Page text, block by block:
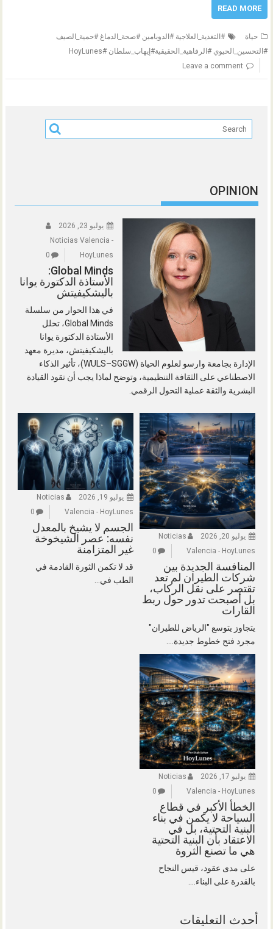
READ MORE
حياة
#التغذية_العلاجية #الدوبامين #صحة_الدماغ #حمية_الصيف
#التحسين_الحيوي #الرفاهية_الحقيقية#إيهاب_سلطان #HoyLunes
Leave a comment
OPINION
يوليو 23, 2026
Noticias Valencia -
HoyLunes
0
Global Minds:
الأستاذة الدكتورة يوانا
باليشكيفيتش
في هذا الحوار من سلسلة
Global Minds، تحلل
الأستاذة الدكتورة يوانا
باليشكيفيتش، مديرة معهد
الإدارة بجامعة وارسو لعلوم الحياة (WULS–SGGW)، تأثير الذكاء
الاصطناعي على الثقافة التنظيمية، وتوضح لماذا يجب أن تقود القيادة
البشرية والثقة عملية التحول الرقمي.
يوليو 20, 2026
Noticias
Valencia - HoyLunes
0
المنافسة الجديدة بين
شركات الطيران لم تعد
تقتصر على نقل الركاب،
بل أصبحت تدور حول ربط
القارات
يتجاوز يتوسع "الرياض للطيران"
مجرد فتح خطوط جديدة....
يوليو 19, 2026
Noticias
Valencia - HoyLunes
0
الجسم لا يشيخ بالمعدل
نفسه: عصر الشيخوخة
غير المتزامنة
قد لا تكمن الثورة القادمة في
الطب في...
يوليو 17, 2026
Noticias
Valencia - HoyLunes
0
الخطأ الأكبر في قطاع
السياحة لا يكمن في بناء
البنية التحتية، بل في
الاعتقاد بأن البنية التحتية
هي ما تصنع الثروة
على مدى عقود، قيس النجاح
بالقدرة على البناء....
أحدث التعليقات